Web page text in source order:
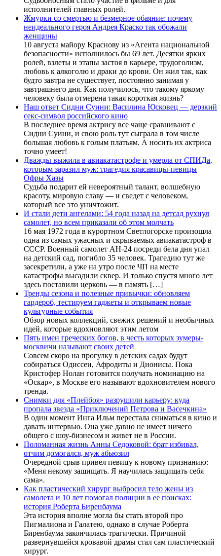
исполнителей главных ролей.
Жмурки со смертью и безмерное обаяние: почему
неидеального героя Андрея Краско так обожали
женщины
10 августа майору Краснову из «Агента национальной
безопасности» исполнилось бы 69 лет. Десятки ярких
ролей, взлеты и этапы застоя в карьере, трудоголизм,
любовь к алкоголю и драки до крови. Он жил так, как
будто завтра не существует, постоянно занимая у
завтрашнего дня. Как получилось, что такому яркому
человеку была отмерена такая короткая жизнь?
Наш ответ Сидни Суини: Василина Юсковец — дерзкий
секс-символ российского кино
В последнее время актрису все чаще сравнивают с
Сидни Суини, и свою роль тут сыграла в том числе
большая любовь к голым платьям. А носить их актриса
точно умеет!
Дважды выжила в авиакатастрофе и умерла от СПИДа,
которым заразил муж: трагедия красавицы-певицы
Офры Хазы
Судьба подарит ей невероятный талант, волшебную
красоту, мировую славу — и сведет с человеком,
который все это уничтожит.
И стали дети ангелами: 54 года назад на детсад рухнул
самолет, но всем приказали об этом молчать
16 мая 1972 года в курортном Светлогорске произошла
одна из самых ужасных и скрываемых авиакатастроф в
СССР. Военный самолет АН-24 посреди бела дня упал
на детский сад, погибло 35 человек. Трагедию тут же
засекретили, а уже на утро после ЧП на месте
катастрофы высадили сквер. И только спустя много лет
здесь поставили церковь — в память […]
Тренды сезона и полезные привычки: обновляем
гардероб, тестируем гаджеты и открываем новые
культурные события
Обзор новых коллекций, свежих решений и необычных
идей, которые вдохновляют этим летом
Пять имен греческих богов, в честь которых зумеры-
москвичи называют своих детей
Совсем скоро на прогулку в детских садах будут
собираться Одиссеи, Афродиты и Дионисы. Пока
Кристофер Нолан готовится получать номинацию на
«Оскар», в Москве его называют вдохновителем нового
тренда.
Снимки для «Плейбоя» разрушили карьеру: куда
пропала звезда «Приключений Петрова и Васечкина»
В один момент Инга Ильм перестала сниматься в кино и
давать интервью. Она уже давно не имеет ничего
общего с шоу-бизнесом и живет не в России.
Поломанная жизнь Анны Седоковой: брат избивал,
отчим домогался, муж абьюзил
Очередной срыв привел певицу к новому признанию:
«Меня некому защищать. Я научилась защищать себя
сама».
Как пластический хирург выбросил тело жены из
самолета и 10 лет помогал полиции в ее поисках:
история Роберта Биренбаума
Эта история вполне могла бы стать второй про
Пигмалиона и Галатею, однако в случае Роберта
Биренбаума закончилась трагически. Причиной
развернувшейся кровавой драмы стал сам пластический
хирург.